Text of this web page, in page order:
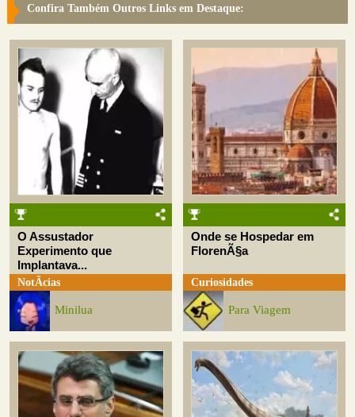
Confira Também Outros Links em Destaque:
O Assustador
Experimento que
Implantava...
NotÃ­cias
Minilua
Onde se Hospedar em
FlorenÃ§a
Curiosidades
Para Viagem